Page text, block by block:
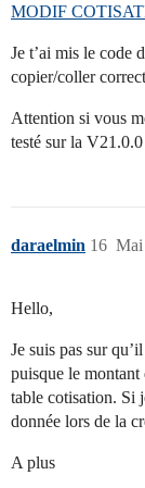
MODIF
Je t’ai mis le code
copier/coller
Attention si vous
testé sur la V21.0.0
daraelmin Mai
16
Hello,
Je suis pas sur
puisque le montant
table cotisation. Si
donnée lors de la
A plus